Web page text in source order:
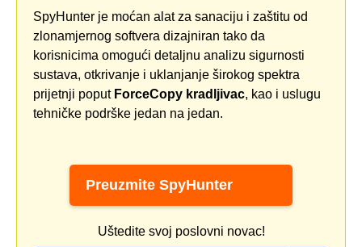
SpyHunter je moćan alat za sanaciju i zaštitu od
zlonamjernog softvera dizajniran tako da
korisnicima omogući detaljnu analizu sigurnosti
sustava, otkrivanje i uklanjanje širokog spektra
prijetnji poput ForceCopy kradljivac, kao i uslugu
tehničke podrške jedan na jedan.
Preuzmite SpyHunter
Uštedite svoj poslovni novac!